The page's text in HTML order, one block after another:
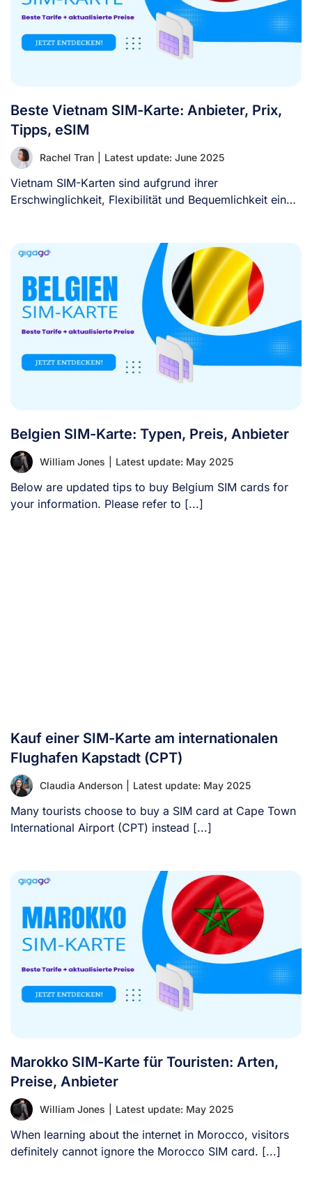
Beste Vietnam SIM-Karte: Anbieter, Prix,
Tipps, eSIM
Rachel Tran Latest update: June 2025
Vietnam SIM-Karten sind aufgrund ihrer
Erschwinglichkeit, Flexibilität und Bequemlichkeit eine
Belgien SIM-Karte: Typen, Preis, Anbieter
William Jones Latest update: May 2025
Below are updated tips to buy Belgium SIM cards for
your information. Please refer to [...]
Kauf einer SIM-Karte am internationalen
Flughafen Kapstadt (CPT)
Claudia Anderson Latest update: May 2025
Many tourists choose to buy a SIM card at Cape Town
International Airport (CPT) instead [...]
Marokko SIM-Karte für Touristen: Arten,
Preise, Anbieter
William Jones Latest update: May 2025
When learning about the internet in Morocco, visitors
definitely cannot ignore the Morocco SIM card. [...]